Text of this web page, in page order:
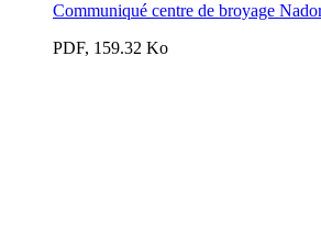
Communiqué centre de broyage
PDF, 159.32 Ko